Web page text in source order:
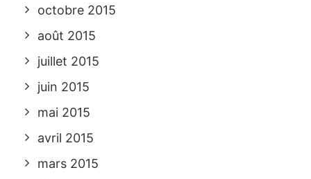
octobre 2015
août 2015
juillet 2015
juin 2015
mai 2015
avril 2015
mars 2015